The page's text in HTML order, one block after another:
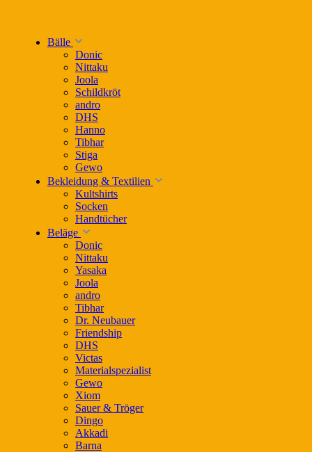
Bälle
Donic
Nittaku
Joola
Schildkröt
andro
DHS
Hanno
Tibhar
Stiga
Gewo
Bekleidung & Textilien
Kultshirts
Socken
Handtücher
Beläge
Donic
Nittaku
Yasaka
Joola
andro
Tibhar
Dr. Neubauer
Friendship
DHS
Victas
Materialspezialist
Gewo
Xiom
Sauer & Tröger
Dingo
Akkadi
Barna